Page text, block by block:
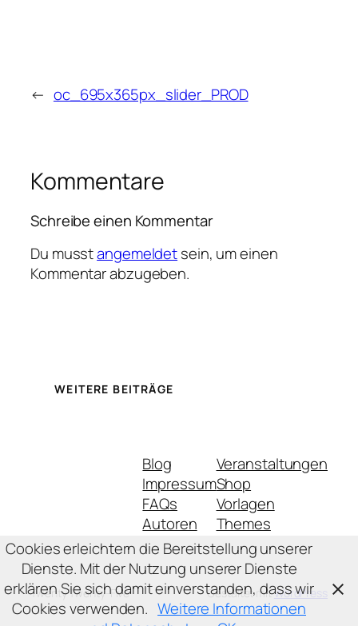
← oc_695x365px_slider_PROD
Kommentare
Schreibe einen Kommentar
Du musstangemeldetsein, um einen
Kommentar abzugeben.
WEITERE BEITRÄGE
Blog
Impressum
FAQs
Autoren
Veranstaltungen
Shop
Vorlagen
Themes
Twenty Twenty-Five Gestaltet mitWordPress
Cookies erleichtern die Bereitstellung unserer
Dienste. Mit der Nutzung unserer Dienste
erklären Sie sich damit einverstanden, dass wir
Cookies verwenden. Weitere Informationen